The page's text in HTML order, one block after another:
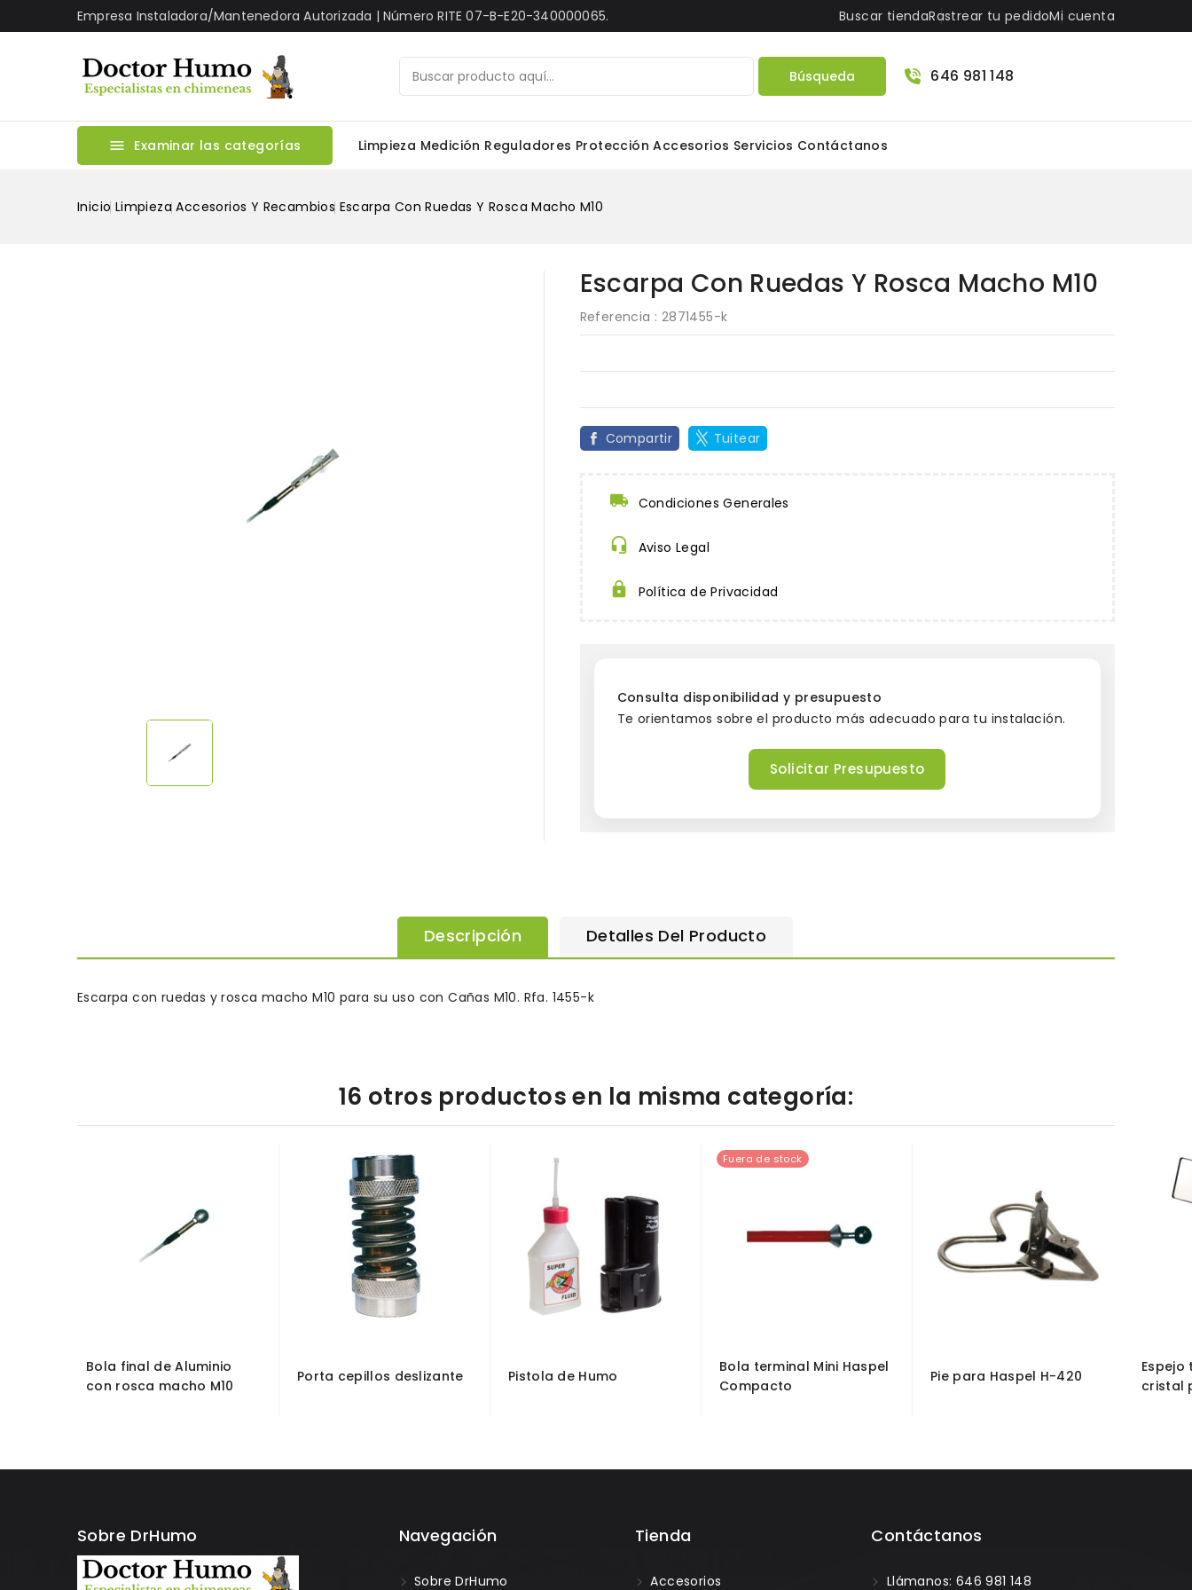
Empresa Instaladora/Mantenedora Autorizada | Número RITE 07-B-E20-340000065. Buscar tiendaRastrear tu pedidoMi cuenta
Búsqueda 646 981 148
 Examinar las categorías Limpieza Medición Reguladores Protección Accesorios Servicios Contáctanos
Inicio Limpieza Accesorios Y Recambios Escarpa Con Ruedas Y Rosca Macho M10
Escarpa Con Ruedas Y Rosca Macho M10
Referencia : 2871455-k
Compartir Tuitear
Condiciones Generales
Aviso Legal
Política de Privacidad
Consulta disponibilidad y presupuesto
Te orientamos sobre el producto más adecuado para tu instalación.
Solicitar Presupuesto
Descripción Detalles Del Producto
Escarpa con ruedas y rosca macho M10 para su uso con Cañas M10. Rfa. 1455-k
16 otros productos en la misma categoría:
Bola final de Aluminio
con rosca macho M10
Porta cepillos deslizante Pistola de Humo
Fuera de stock
Bola terminal Mini Haspel
Compacto
Pie para Haspel H-420
cristal
Sobre DrHumo Navegación
Sobre DrHumo
Tienda
Accesorios
Contáctanos
Llámanos: 646 981 148